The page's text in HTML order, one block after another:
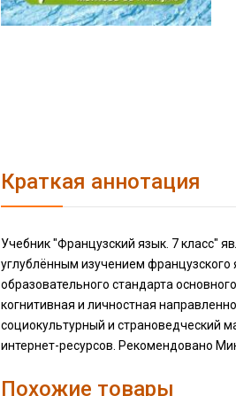
Краткая аннотация
Учебник "Французский язык. 7 класс"
углублённым изучением
образовательного стандарта
когнитивная и личностная
социокультурный и страноведческий
интернет-ресурсов. Рекомендовано
Похожие товары